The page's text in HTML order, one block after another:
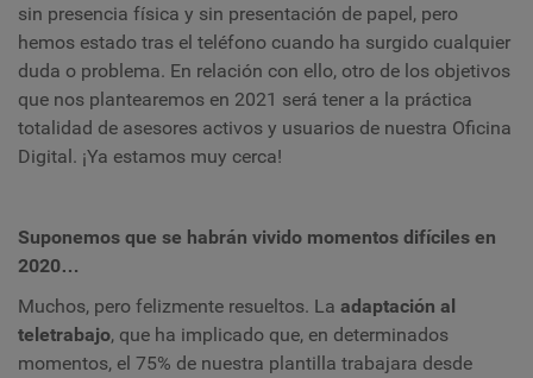
sin presencia física y sin presentación de papel, pero
hemos estado tras el teléfono cuando ha surgido cualquier
duda o problema. En relación con ello, otro de los objetivos
que nos plantearemos en 2021 será tener a la práctica
totalidad de asesores activos y usuarios de nuestra Oficina
Digital. ¡Ya estamos muy cerca!
Suponemos que se habrán vivido momentos difíciles en
2020…
Muchos, pero felizmente resueltos. La adaptación al
teletrabajo, que ha implicado que, en determinados
momentos, el 75% de nuestra plantilla trabajara desde